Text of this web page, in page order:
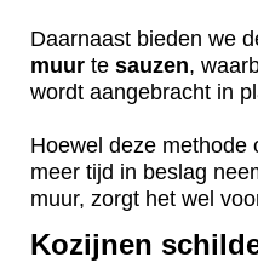
Daarnaast bieden we
muur te sauzen,
wordt aangebracht in
Hoewel deze methode
meer tijd in beslag
muur, zorgt het wel
Kozijnen